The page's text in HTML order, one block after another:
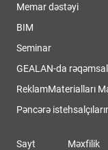
Memar dəstəyi
BIM
Seminar
GEALAN-da
ReklamMaterialları
Pəncərə
Sayt Məxfilik